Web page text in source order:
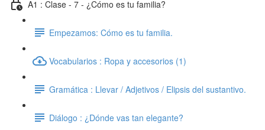
A1 : Clase - 7 - ¿Cómo es tu familia?
Empezamos: Cómo es tu familia.
Vocabularios : Ropa y accesorios (1)
Gramática : Llevar / Adjetivos / Elipsis del sustantivo.
Diálogo : ¿Dónde vas tan elegante?